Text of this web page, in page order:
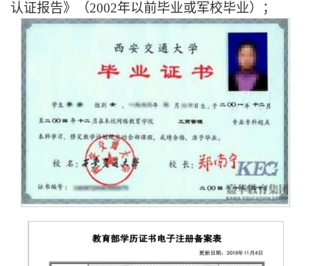
认证报告》
（2002年以前毕业或军校毕业）；